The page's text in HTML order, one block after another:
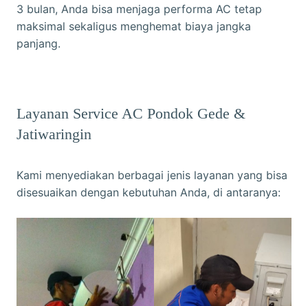
3 bulan, Anda bisa menjaga performa AC tetap
maksimal sekaligus menghemat biaya jangka
panjang.
Layanan Service AC Pondok Gede &
Jatiwaringin
Kami menyediakan berbagai jenis layanan yang bisa
disesuaikan dengan kebutuhan Anda, di antaranya: